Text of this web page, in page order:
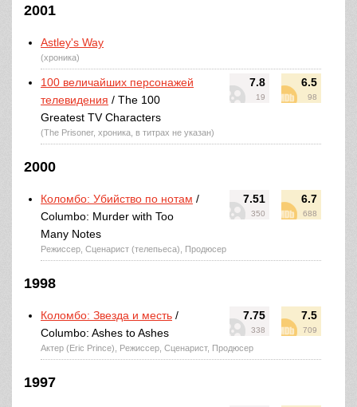
2001
Astley's Way
(хроника)
7.8
19
6.5
98
100 величайших персонажей
телевидения / The 100
Greatest TV Characters
(The Prisoner, хроника, в титрах не указан)
2000
7.51
350
6.7
688
Коломбо: Убийство по нотам /
Columbo: Murder with Too
Many Notes
Режиссер, Сценарист (телепьеса), Продюсер
1998
7.75
338
7.5
709
Коломбо: Звезда и месть /
Columbo: Ashes to Ashes
Актер (Eric Prince), Режиссер, Сценарист, Продюсер
1997